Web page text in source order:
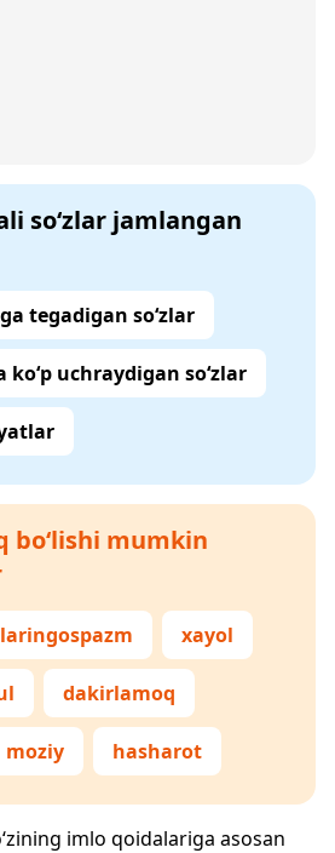
so‘zlar jamlangan
tegadigan so‘zlar
uchraydigan so‘zlar
bo‘lishi mumkin
laringospazm xayol
dakirlamoq
moziy hasharot
imlo qoidalariga asosan